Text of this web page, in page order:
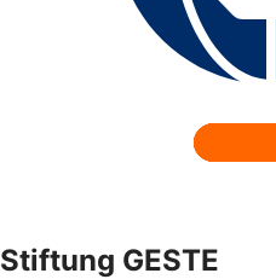
Stiftung GESTE